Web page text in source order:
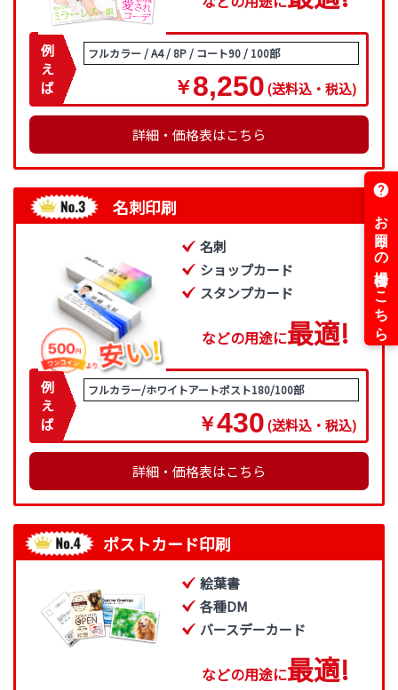
例
え
ば
フルカラー / A4 / 8P / コート90 / 100部
￥8,250(送料込・税込)
詳細・価格表はこちら
名刺印刷
名刺
ショップカード
スタンプカード
などの用途に最適!
例
え
ば
フルカラー/ホワイトアートポスト180/100部
￥430(送料込・税込)
詳細・価格表はこちら
ポストカード印刷
絵葉書
各種DM
バースデーカード
などの用途に最適!